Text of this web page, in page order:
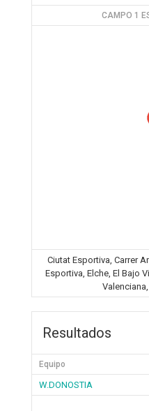
CAMPO 1
Ciutat Esportiva, Carrer
Esportiva, Elche, El Bajo
Resultados
Equipo
W.DONOSTIA